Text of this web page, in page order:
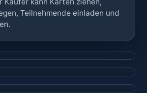
Teilnehmende einladen und